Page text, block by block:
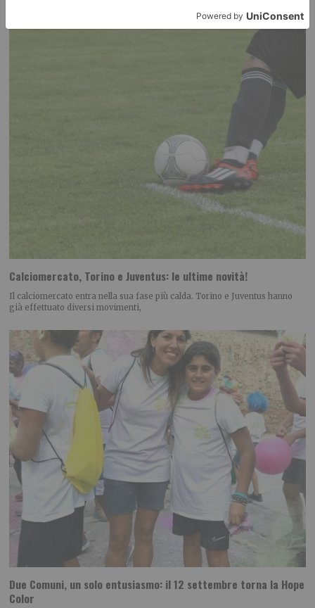
Calciomercato, Torino e Juventus: le ultime novità!
Il calciomercato entra nella sua fase più calda. Torino e Juventus hanno
già effettuato diversi movimenti,
Due Comuni, un solo entusiasmo: il 12 settembre torna la Hope
Color